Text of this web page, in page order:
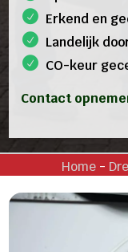
Erkend en
Landelijk
CO-keur
Contact
Home-